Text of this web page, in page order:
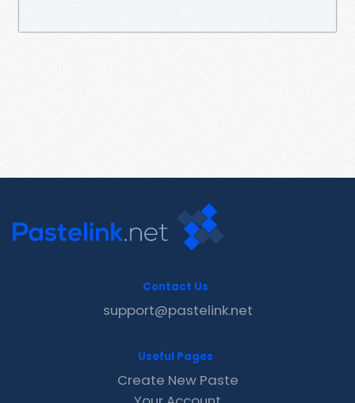
Contact Us
support@pastelink.net
Useful Pages
Create New Paste